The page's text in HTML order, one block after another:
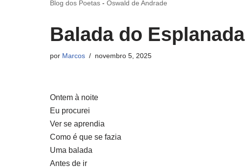
Blog dos Poetas - Oswald de Andrade
Balada do Esplanada
por Marcos novembro 5, 2025
Ontem à noite
Eu procurei
Ver se aprendia
Como é que se fazia
Uma balada
Antes de ir